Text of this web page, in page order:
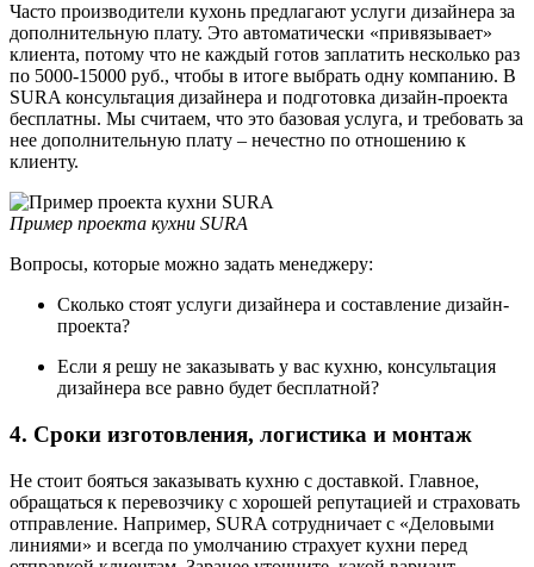
Часто производители кухонь предлагают услуги дизайнера за
дополнительную плату. Это автоматически «привязывает»
клиента, потому что не каждый готов заплатить несколько раз
по 5000-15000 руб., чтобы в итоге выбрать одну компанию. В
SURA консультация дизайнера и подготовка дизайн-проекта
бесплатны. Мы считаем, что это базовая услуга, и требовать за
нее дополнительную плату – нечестно по отношению к
клиенту.
Пример проекта кухни SURA
Вопросы, которые можно задать менеджеру:
Сколько стоят услуги дизайнера и составление дизайн-
проекта?
Если я решу не заказывать у вас кухню, консультация
дизайнера все равно будет бесплатной?
4. Сроки изготовления, логистика и монтаж
Не стоит бояться заказывать кухню с доставкой. Главное,
обращаться к перевозчику с хорошей репутацией и страховать
отправление. Например, SURA сотрудничает с «Деловыми
линиями» и всегда по умолчанию страхует кухни перед